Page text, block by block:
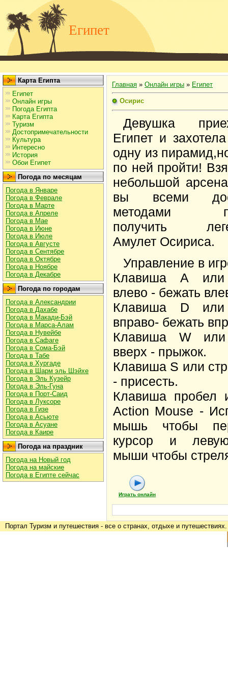
Египет
Карта Египта
Египет
Онлайн игры
Погода Египта
Карта Египта
Туризм
Достопримечательности
Культура
Интересно
История
Обои Египет
Погода по месяцам
Погода в Январе
Погода в Феврале
Погода в Марте
Погода в Апреле
Погода в Мае
Погода в Июне
Погода в Июле
Погода в Августе
Погода в Сентябре
Погода в Октябре
Погода в Ноябре
Погода в Декабре
Погода по городам
Погода в Александрии
Погода в Дахабе
Погода в Макади-Бэй
Погода в Марса-Алам
Погода в Нувейбе
Погода в Сафаге
Погода в Сома-Бэй
Погода в Табе
Погода в Хургаде
Погода в Шарм эль Шэйхе
Погода в Эль Кузейр
Погода в Эль-Гуна
Погода в Порт-Саид
Погода в Луксоре
Погода в Гизе
Погода в Асьюте
Погода в Асуане
Погода в Каире
Погода на праздник
Погода на Новый год
Погода на майские
Погода в Египте сейчас
Главная » Онлайн игры » Египет
Осирис
Девушка
Египет и
одну из
по ней пройти!
небольшой
вы всеми
методами
получить
Амулет Осириса.
Управление в
Клавиша A или
влево - бежать
Клавиша D или
вправо- бежать
Клавиша W или
вверх - прыжок.
Клавиша S или
- присесть.
Клавиша пробел
Action Mouse -
мышь чтобы
курсор и
мыши чтобы
Играть онлайн
Портал Туризм и путешествия - все о странах, отдыхе и путешествиях.